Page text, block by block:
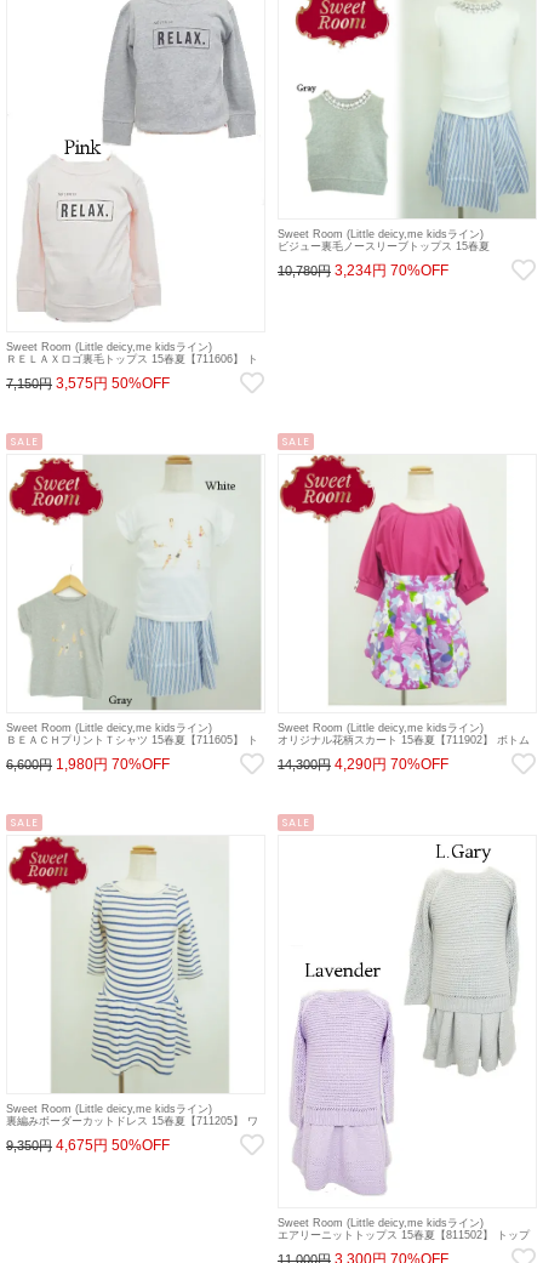
Sweet Room (Little deicy,me kidsライン)
ＲＥＬＡＸロゴ裏毛トップス 15春夏【711606】 ト
7,150円 3,575円 50%OFF
Sweet Room (Little deicy,me kidsライン)
ビジュー裏毛ノースリーブトップス 15春夏
10,780円 3,234円 70%OFF
SALE
Sweet Room (Little deicy,me kidsライン)
ＢＥＡＣＨプリントＴシャツ 15春夏【711605】 ト
6,600円 1,980円 70%OFF
SALE
Sweet Room (Little deicy,me kidsライン)
オリジナル花柄スカート 15春夏【711902】 ボトム
14,300円 4,290円 70%OFF
SALE
Sweet Room (Little deicy,me kidsライン)
裏編みボーダーカットドレス 15春夏【711205】 ワ
9,350円 4,675円 50%OFF
SALE
Sweet Room (Little deicy,me kidsライン)
エアリーニットトップス 15春夏【811502】 トップ
11,000円 3,300円 70%OFF